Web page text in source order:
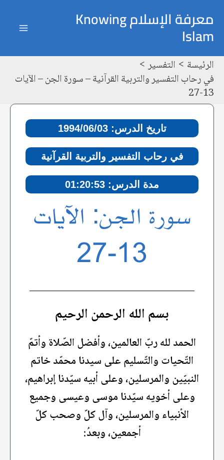
إلى
المحتوى
معرفة الإسلام Knowing
Islam
الرئيسة
التفسير
في رحاب التفسير والتربية القرآنية – سورة الجن – الآيات
13-27
تاريخ الدرس: 1994/06/03
في رحاب التفسير والتربية القرآنية
مدة الدرس: 01:20:53
سورة الجن: الآيات
13-27
بسم الله الرحمن الرحيم
الحمد لله ربّ العالمين، وأفضل الصّلاة وأتمّ
التّحيات والتّسليم على سيدنا محمّد خاتم
النبيّين والمرسلين، وعلى أبيه سيّدنا إبراهيم،
وعلى أخويه سيّدنا موسى وعيسى وجميع
الأنبياء والمرسلين، وآل كلّ وصحب كلّ
أجمعين، وبعدُ:
navigation